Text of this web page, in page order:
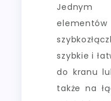
Jednym
szybkie i
do kranu
także na